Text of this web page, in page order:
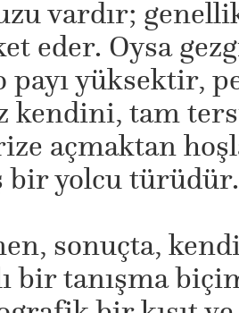
vardır;
eder. Oysa
yüksektir,
kendini, tam
açmaktan
bir yolcu türüdür.
sonuçta,
bir tanışma